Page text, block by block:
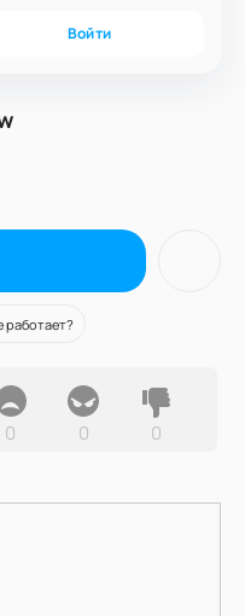
Войти
работает?
0 0 0